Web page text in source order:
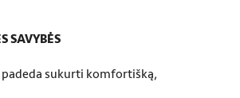
SAVYBĖS
sukurti komfortišką,